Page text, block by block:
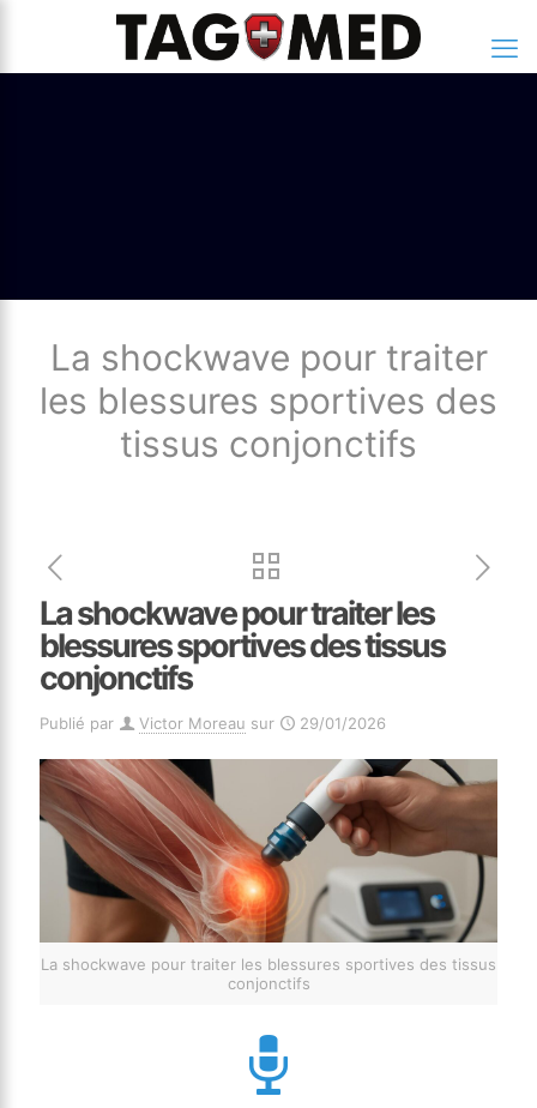
La shockwave pour traiter
les blessures sportives des
tissus conjonctifs
La shockwave pour traiter les
blessures sportives des tissus
conjonctifs
Publié par Victor Moreau sur 29/01/2026
La shockwave pour traiter les blessures sportives des tissus
conjonctifs